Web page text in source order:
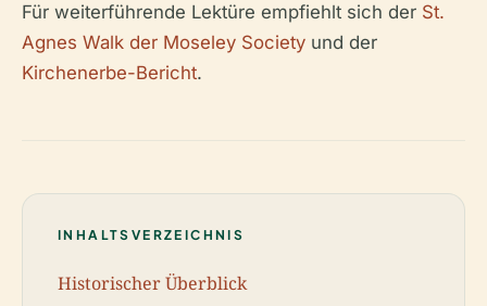
Für weiterführende Lektüre empfiehlt sich der St.
Agnes Walk der Moseley Society und der
Kirchenerbe-Bericht.
INHALTSVERZEICHNIS
Historischer Überblick